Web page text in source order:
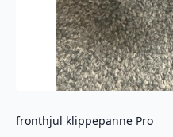
fronthjul klippepanne Pro